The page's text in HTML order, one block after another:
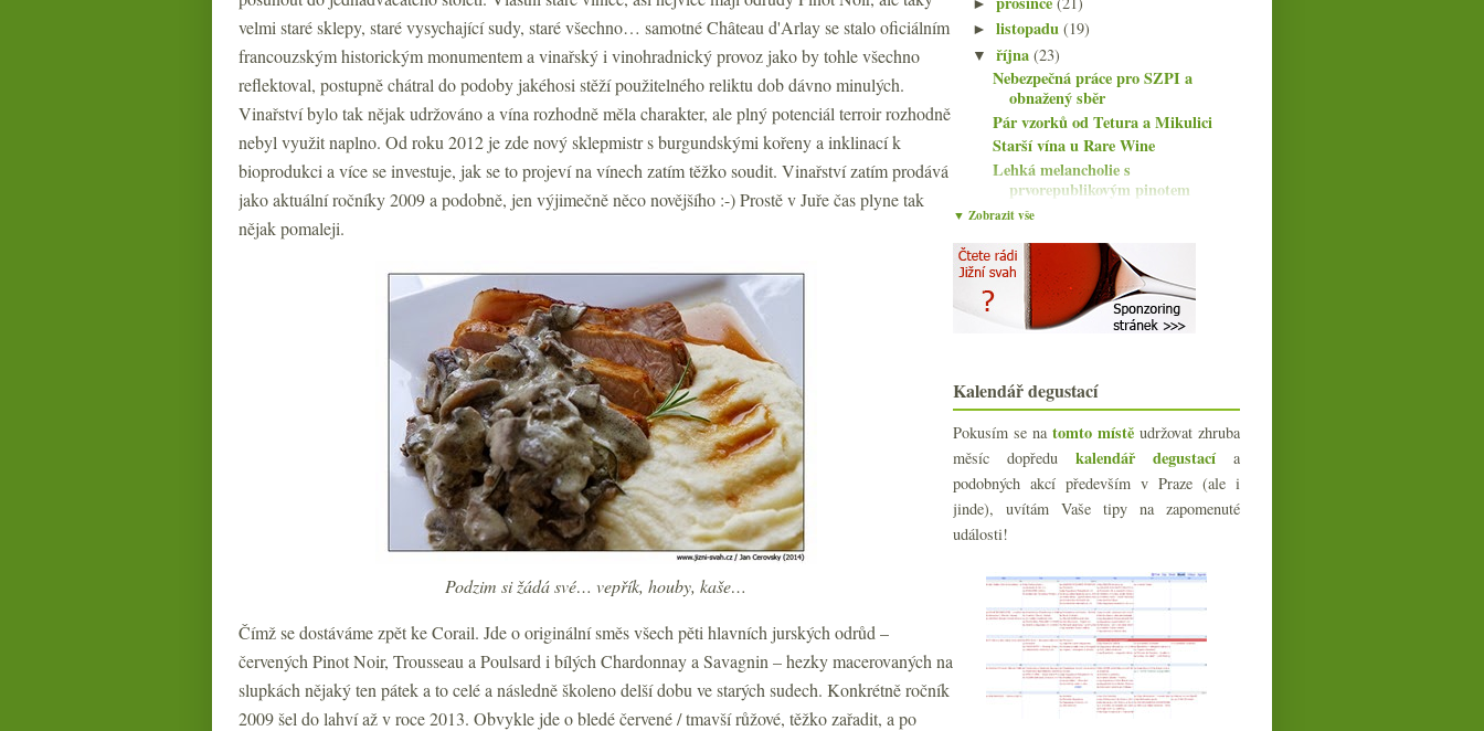
velmi staré sklepy, staré vysychající sudy, staré všechno… samotné Château d'Arlay se stalo oficiálním
francouzským historickým monumentem a vinařský i vinohradnický provoz jako by tohle všechno
reflektoval, postupně chátral do podoby jakéhosi stěží použitelného reliktu dob dávno minulých.
Vinařství bylo tak nějak udržováno a vína rozhodně měla charakter, ale plný potenciál terroir rozhodně
nebyl využit naplno. Od roku 2012 je zde nový sklepmistr s burgundskými kořeny a inklinací k
bioprodukci a více se investuje, jak se to projeví na vínech zatím těžko soudit. Vinařství zatím prodává
jako aktuální ročníky 2009 a podobně, jen výjimečně něco novějšího :-) Prostě v Juře čas plyne tak
nějak pomaleji.
Podzim si žádá své… vepřík, houby, kaše…
Čímž se dostáváme zpět ke Corail. Jde o originální směs všech pěti hlavních jurských odrůd –
červených Pinot Noir, Trousseau a Poulsard i bílých Chardonnay a Savagnin – hezky macerovaných na
slupkách nějaký ten pátek a to celé a následně školeno delší dobu ve starých sudech. Konkrétně ročník
2009 šel do lahví až v roce 2013. Obvykle jde o bledé červené / tmavší růžové, těžko zařadit, a po
►listopadu(19)
▼října(23)
Nebezpečná práce pro SZPI a
obnažený sběr
Pár vzorků od Tetura a Mikulici
Starší vína u Rare Wine
Lehká melancholie s
prvorepublikovým pinotem
Překvapivý jurský korál
Šampaňské poprsí, Pontet-Canet
deklasovaný a víno ...
Nádherné Il Frappato
Pár pinotů z ČR i Burgundska a
zákeřná Čína
Výrazné červené a něco k
netypickým balením
Riesling z Alsaska od základu po
Grand Cru
Dva či tři cukříky do vína,
Svatomartinské a Hugel...
Friulani Indigeni s Wine Geekem
Bramborový terroir & pivní novinky
Parádní bílé od Loiry
Timotheus, Atanasius, Josephine a
Joschuari
Rosa Inferni a elitní domácí pinot
Rekordní aukce & dosycená
šlechtitelka
Čtyři červená a čtyři bílá z
▼ Zobrazit vše
Kalendář degustací
Pokusím se na tomto místě udržovat zhruba
měsíc dopředu kalendář degustacía
podobných akcí především v Praze (ale i
jinde), uvítám Vaše tipy na zapomenuté
události!